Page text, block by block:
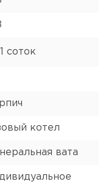
соток
котел
вата